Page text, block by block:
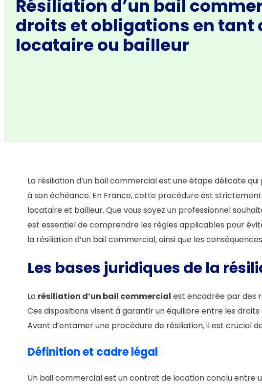
Résiliation d’un bail
droits et obligations en tant
locataire ou bailleur
La résiliation d’un bail commercial est une étape délicate qui
à son échéance. En France, cette procédure est
locataire et bailleur. Que vous soyez un professionnel
est essentiel de comprendre les règles applicables pour
la résiliation d’un bail commercial, ainsi que les
Les bases juridiques de la
La résiliation d’un bail commercial est encadrée par des
Ces dispositions visent à garantir un équilibre entre les
Avant d’entamer une procédure de résiliation, il est crucial
Définition et cadre légal
Un bail commercial est un contrat de location conclu entre